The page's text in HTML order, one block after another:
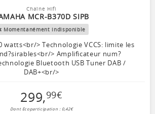
Chaîne Hifi
MCR-B370D SIPB
Momentanément indisponible
watts<br/> Technologie VCCS: limite les
> Amplificateur num?
Bluetooth USB Tuner DAB /
DAB+<br/>
299,99€
Dont Ecoparticipation : 0,42€